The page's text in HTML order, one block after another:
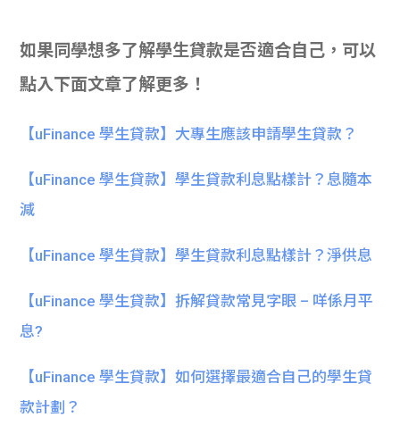
如果同學想多了解學生貸款是否適合自己，可以
點入下面文章了解更多！
【uFinance 學生貸款】大專生應該申請學生貸款？
【uFinance 學生貸款】學生貸款利息點樣計？息隨本
減
【uFinance 學生貸款】學生貸款利息點樣計？淨供息
【uFinance 學生貸款】拆解貸款常見字眼 – 咩係月平
息?
【uFinance 學生貸款】如何選擇最適合自己的學生貸
款計劃？